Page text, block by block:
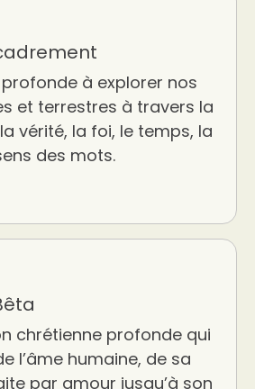
à explorer nos
et terrestres à travers la
vérité, la foi, le temps, la
des mots.
chrétienne profonde qui
l’âme humaine, de sa
par amour jusqu’à son